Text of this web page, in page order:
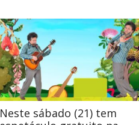
Neste sábado (21) tem